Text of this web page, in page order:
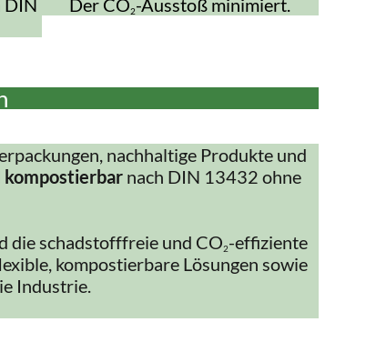
DIN
Der CO2-Ausstoß minimiert.
nachhaltige Produkte und
kompostierbar nach DIN 13432 ohne
die schadstofffreie und CO2-effiziente
kompostierbare Lösungen sowie
Industrie.